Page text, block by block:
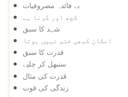
بے فائدہ مصروفیات
کچھ اور کرنا ہے
شہد کا سبق
امکان کبھی ختم نہیں ہوتا
قدرت کا سبق
سنبھل کر چلیے
قدرت کی مثال
زندگی کی قوت